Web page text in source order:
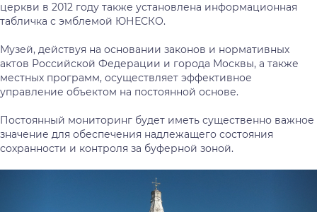
церкви в 2012 году также установлена информационная
табличка с эмблемой ЮНЕСКО.
Музей, действуя на основании законов и нормативных
актов Российской Федерации и города Москвы, а также
местных программ, осуществляет эффективное
управление объектом на постоянной основе.
Постоянный мониторинг будет иметь существенно важное
значение для обеспечения надлежащего состояния
сохранности и контроля за буферной зоной.